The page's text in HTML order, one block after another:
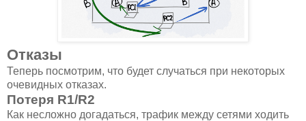
Отказы
Теперь посмотрим, что будет случаться при некоторых
очевидных отказах.
Потеря R1/R2
Как несложно догадаться, трафик между сетями ходить